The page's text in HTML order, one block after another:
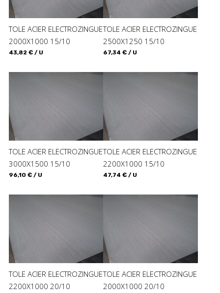
TOLE ACIER ELECTROZINGUE
2000X1000 15/10
43,82 € / U
TOLE ACIER ELECTROZINGUE
2500X1250 15/10
67,34 € / U
TOLE ACIER ELECTROZINGUE
3000X1500 15/10
96,10 € / U
TOLE ACIER ELECTROZINGUE
2200X1000 15/10
47,74 € / U
TOLE ACIER ELECTROZINGUE
2200X1000 20/10
TOLE ACIER ELECTROZINGUE
2000X1000 20/10